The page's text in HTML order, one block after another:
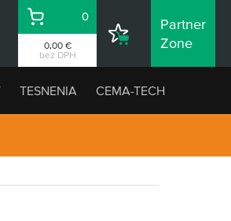
0,00 €
bez DPH
Košík
0
Nákupný
Partner
Zone
TESNENIA CEMA-TECH